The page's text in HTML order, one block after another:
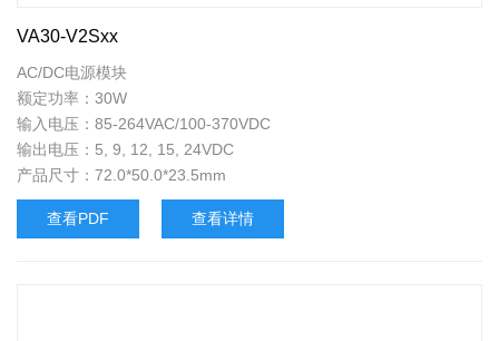
VA30-V2Sxx
AC/DC电源模块
额定功率：30W
输入电压：85-264VAC/100-370VDC
输出电压：5, 9, 12, 15, 24VDC
产品尺寸：72.0*50.0*23.5mm
查看PDF 查看详情